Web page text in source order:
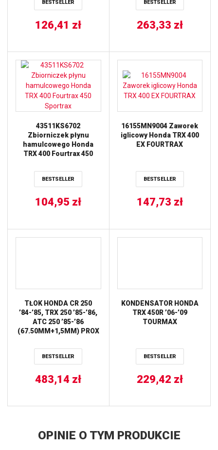
BESTSELLER
126,41 zł
GRIZZLY, YFM700R
BESTSELLER
263,33 zł
43511KS6702
Zbiorniczek płynu
hamulcowego Honda
TRX 400 Fourtrax 450
BESTSELLER
104,95 zł
16155MN9004 Zaworek
iglicowy Honda TRX 400
EX FOURTRAX
BESTSELLER
147,73 zł
TŁOK HONDA CR 250
’84-’85, TRX 250 ’85-’86,
ATC 250 ’85-’86
(67.50MM+1,5MM) PROX
BESTSELLER
483,14 zł
KONDENSATOR HONDA
TRX 450R ’06-’09
TOURMAX
BESTSELLER
229,42 zł
OPINIE O TYM PRODUKCIE